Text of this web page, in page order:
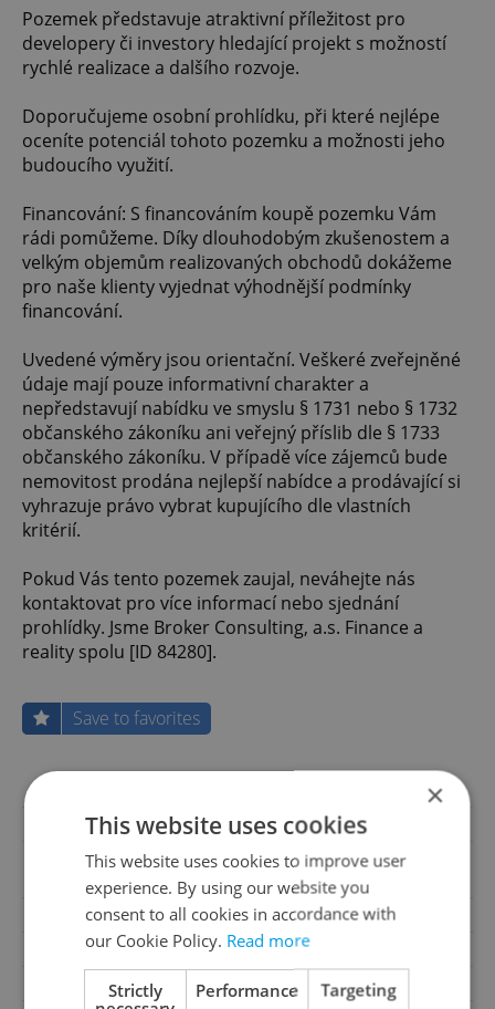
Pozemek představuje atraktivní příležitost pro
developery či investory hledající projekt s možností
rychlé realizace a dalšího rozvoje.
Doporučujeme osobní prohlídku, při které nejlépe
oceníte potenciál tohoto pozemku a možnosti jeho
budoucího využití.
Financování: S financováním koupě pozemku Vám
rádi pomůžeme. Díky dlouhodobým zkušenostem a
velkým objemům realizovaných obchodů dokážeme
pro naše klienty vyjednat výhodnější podmínky
financování.
Uvedené výměry jsou orientační. Veškeré zveřejněné
údaje mají pouze informativní charakter a
nepředstavují nabídku ve smyslu § 1731 nebo § 1732
občanského zákoníku ani veřejný příslib dle § 1733
občanského zákoníku. V případě více zájemců bude
nemovitost prodána nejlepší nabídce a prodávající si
vyhrazuje právo vybrat kupujícího dle vlastních
kritérií.
Pokud Vás tento pozemek zaujal, neváhejte nás
kontaktovat pro více informací nebo sjednání
prohlídky. Jsme Broker Consulting, a.s. Finance a
reality spolu [ID 84280].
Save to favorites
Offer ID
Last updated
07.07.2026
16 990 000 CZK, with
agency fees
Price for discussion
No
Agency fee
With agency fees
5775m
×
This website uses cookies
This website uses cookies to improve user
experience. By using our website you
consent to all cookies in accordance with
our Cookie Policy. Read more
Strictly
Performance Targeting